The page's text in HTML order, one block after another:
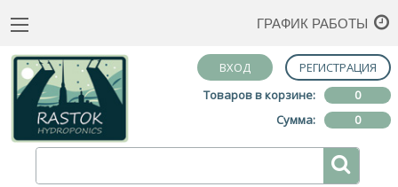
ГРАФИК РАБОТЫ
ВХОД
РЕГИСТРАЦИЯ
Товаров в корзине:
0
Сумма:
0